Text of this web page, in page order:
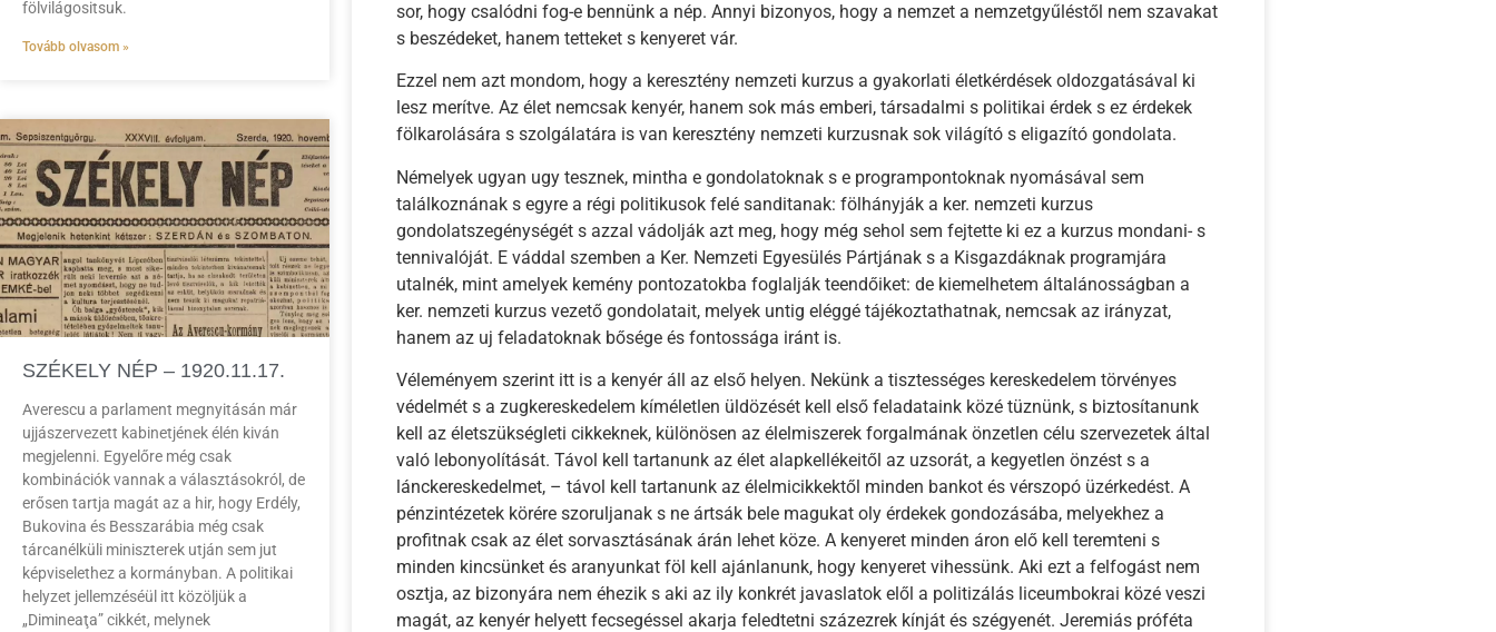
fölvilágositsuk.
Tovább olvasom »
SZÉKELY NÉP – 1920.11.17.
Averescu a parlament megnyitásán már
ujjászervezett kabinetjének élén kiván
megjelenni. Egyelőre még csak
kombinációk vannak a választásokról, de
erősen tartja magát az a hir, hogy Erdély,
Bukovina és Besszarábia még csak
tárcanélküli miniszterek utján sem jut
képviselethez a kormányban. A politikai
helyzet jellemzéséül itt közöljük a
„Dimineaţa” cikkét, melynek
sor, hogy csalódni fog-e bennünk a nép. Annyi bizonyos, hogy a nemzet a nemzetgyűléstől nem szavakat
s beszédeket, hanem tetteket s kenyeret vár.
Ezzel nem azt mondom, hogy a keresztény nemzeti kurzus a gyakorlati életkérdések oldozgatásával ki
lesz merítve. Az élet nemcsak kenyér, hanem sok más emberi, társadalmi s politikai érdek s ez érdekek
fölkarolására s szolgálatára is van keresztény nemzeti kurzusnak sok világító s eligazító gondolata.
Némelyek ugyan ugy tesznek, mintha e gondolatoknak s e programpontoknak nyomásával sem
találkoznának s egyre a régi politikusok felé sanditanak: fölhányják a ker. nemzeti kurzus
gondolatszegénységét s azzal vádolják azt meg, hogy még sehol sem fejtette ki ez a kurzus mondani- s
tennivalóját. E váddal szemben a Ker. Nemzeti Egyesülés Pártjának s a Kisgazdáknak programjára
utalnék, mint amelyek kemény pontozatokba foglalják teendőiket: de kiemelhetem általánosságban a
ker. nemzeti kurzus vezető gondolatait, melyek untig eléggé tájékoztathatnak, nemcsak az irányzat,
hanem az uj feladatoknak bősége és fontossága iránt is.
Véleményem szerint itt is a kenyér áll az első helyen. Nekünk a tisztességes kereskedelem törvényes
védelmét s a zugkereskedelem kíméletlen üldözését kell első feladataink közé tüznünk, s biztosítanunk
kell az életszükségleti cikkeknek, különösen az élelmiszerek forgalmának önzetlen célu szervezetek által
való lebonyolítását. Távol kell tartanunk az élet alapkellékeitől az uzsorát, a kegyetlen önzést s a
lánckereskedelmet, – távol kell tartanunk az élelmicikkektől minden bankot és vérszopó üzérkedést. A
pénzintézetek körére szoruljanak s ne ártsák bele magukat oly érdekek gondozásába, melyekhez a
profitnak csak az élet sorvasztásának árán lehet köze. A kenyeret minden áron elő kell teremteni s
minden kincsünket és aranyunkat föl kell ajánlanunk, hogy kenyeret vihessünk. Aki ezt a felfogást nem
osztja, az bizonyára nem éhezik s aki az ily konkrét javaslatok elől a politizálás liceumbokrai közé veszi
magát, az kenyér helyett fecsegéssel akarja feledtetni százezrek kínját és szégyenét. Jeremiás próféta